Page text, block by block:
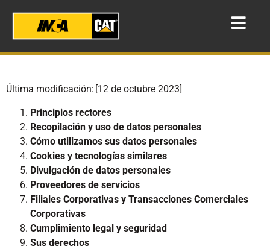
Última modificación: [12 de octubre 2023]
Principios rectores
Recopilación y uso de datos personales
Cómo utilizamos sus datos personales
Cookies y tecnologías similares
Divulgación de datos personales
Proveedores de servicios
Filiales Corporativas y Transacciones Comerciales
Corporativas
Cumplimiento legal y seguridad
Sus derechos